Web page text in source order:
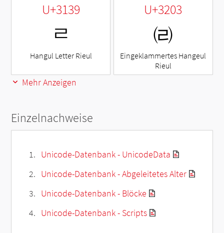
U+3139
ㄹ
Hangul Letter Rieul
U+3203
㈃
Eingeklammertes Hangeul
Rieul
Mehr Anzeigen
Einzelnachweise
Unicode-Datenbank - UnicodeData
Unicode-Datenbank - Abgeleitetes Alter
Unicode-Datenbank - Blöcke
Unicode-Datenbank - Scripts